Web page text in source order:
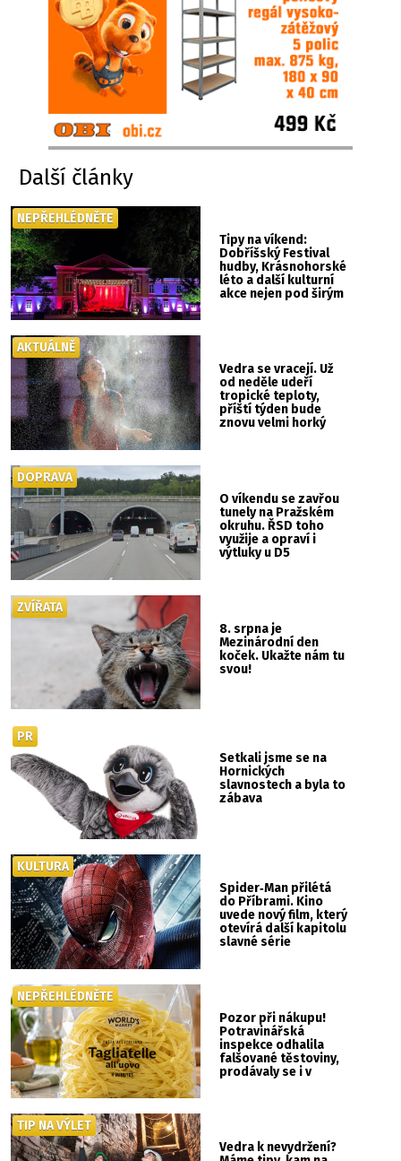
Další články
Tipy na víkend:
Dobříšský Festival
hudby, Krásnohorské
léto a další kulturní
akce nejen pod širým
NEPŘEHLÉDNĚTE
Vedra se vracejí. Už
od neděle udeří
tropické teploty,
příští týden bude
znovu velmi horký
AKTUÁLNĚ
O víkendu se zavřou
tunely na Pražském
okruhu. ŘSD toho
využije a opraví i
výtluky u D5
DOPRAVA
8. srpna je
Mezinárodní den
koček. Ukažte nám tu
svou!
ZVÍŘATA
Setkali jsme se na
Hornických
slavnostech a byla to
zábava
PR
Spider‑Man přilétá
do Příbrami. Kino
uvede nový film, který
otevírá další kapitolu
slavné série
KULTURA
Pozor při nákupu!
Potravinářská
inspekce odhalila
falšované těstoviny,
prodávaly se i v
NEPŘEHLÉDNĚTE
Vedra k nevydržení?
TIP NA VÝLET